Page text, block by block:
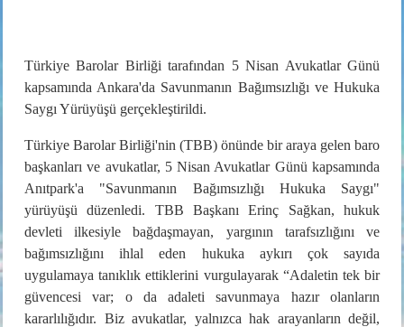
Türkiye Barolar Birliği tarafından 5 Nisan Avukatlar Günü
kapsamında Ankara'da Savunmanın Bağımsızlığı ve Hukuka
Saygı Yürüyüşü gerçekleştirildi.
Türkiye Barolar Birliği'nin (TBB) önünde bir araya gelen baro
başkanları ve avukatlar, 5 Nisan Avukatlar Günü kapsamında
Anıtpark'a "Savunmanın Bağımsızlığı Hukuka Saygı"
yürüyüşü düzenledi. TBB Başkanı Erinç Sağkan, hukuk
devleti ilkesiyle bağdaşmayan, yargının tarafsızlığını ve
bağımsızlığını ihlal eden hukuka aykırı çok sayıda
uygulamaya tanıklık ettiklerini vurgulayarak “Adaletin tek bir
güvencesi var; o da adaleti savunmaya hazır olanların
kararlılığıdır. Biz avukatlar, yalnızca hak arayanların değil,